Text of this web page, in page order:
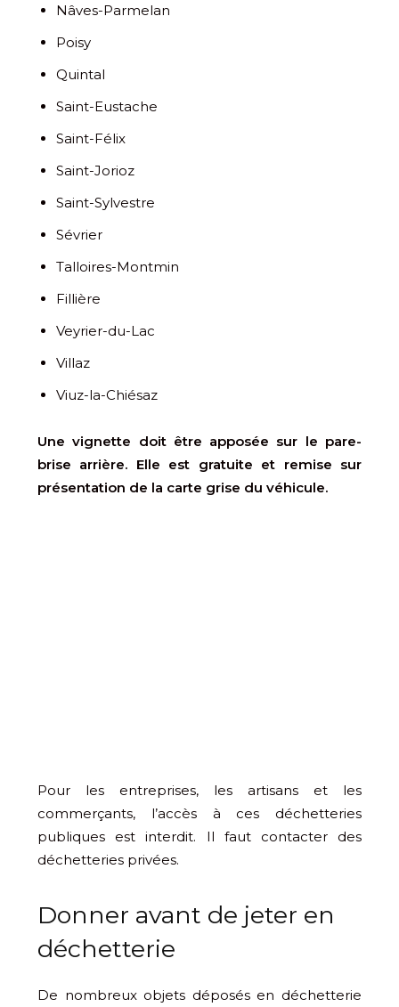
Nâves-Parmelan
Poisy
Quintal
Saint-Eustache
Saint-Félix
Saint-Jorioz
Saint-Sylvestre
Sévrier
Talloires-Montmin
Fillière
Veyrier-du-Lac
Villaz
Viuz-la-Chiésaz
Une vignette doit être apposée sur le pare-
brise arrière. Elle est gratuite et remise sur
présentation de la carte grise du véhicule.
Pour les entreprises, les artisans et les
commerçants, l’accès à ces déchetteries
publiques est interdit. Il faut contacter des
déchetteries privées.
Donner avant de jeter en
déchetterie
De nombreux objets déposés en déchetterie